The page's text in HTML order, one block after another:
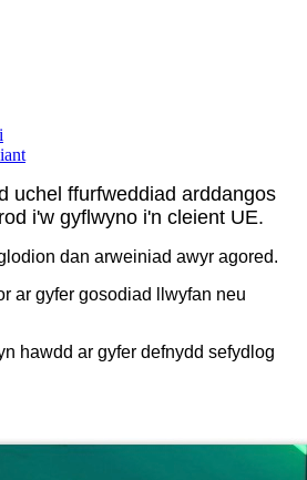
uchel ffurfweddiad arddangos
i'w gyflwyno i'n cleient UE.
dan arweiniad awyr agored.
ar gyfer gosodiad llwyfan neu
hawdd ar gyfer defnydd sefydlog